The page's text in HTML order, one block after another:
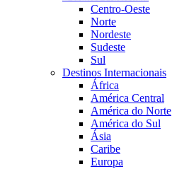
Centro-Oeste
Norte
Nordeste
Sudeste
Sul
Destinos Internacionais
África
América Central
América do Norte
América do Sul
Ásia
Caribe
Europa